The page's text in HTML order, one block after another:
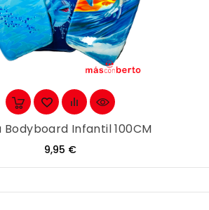
Bodyboard Infantil 100CM
Precio
9,95 €